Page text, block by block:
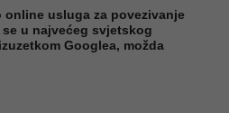
usluga za povezivanje
u najvećeg svjetskog
Googlea, možda